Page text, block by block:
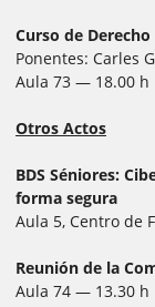
Curso de
Ponentes: Carles
Aula 73 — 18.00 h
Otros Actos
BDS Séniores:
forma segura
Aula 5, Centro de
Reunión de la
Aula 74 — 13.30 h